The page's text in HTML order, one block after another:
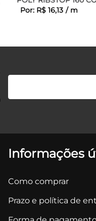
Por: R$ 16,13 / m
Informações
Como comprar
Prazo e política de